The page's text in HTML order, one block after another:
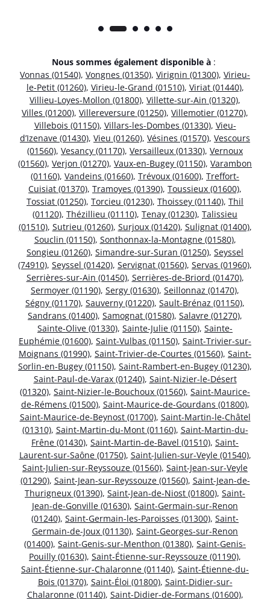
Nous sommes également disponible à :
Vonnas (01540), Vongnes (01350), Virignin (01300), Virieu-
le-Petit (01260), Virieu-le-Grand (01510), Viriat (01440),
Villieu-Loyes-Mollon (01800), Villette-sur-Ain (01320),
Villes (01200), Villereversure (01250), Villemotier (01270),
Villebois (01150), Villars-les-Dombes (01330), Vieu-
d’Izenave (01430), Vieu (01260), Vésines (01570), Vescours
(01560), Vesancy (01170), Versailleux (01330), Vernoux
(01560), Verjon (01270), Vaux-en-Bugey (01150), Varambon
(01160), Vandeins (01660), Trévoux (01600), Treffort-
Cuisiat (01370), Tramoyes (01390), Toussieux (01600),
Tossiat (01250), Torcieu (01230), Thoissey (01140), Thil
(01120), Thézillieu (01110), Tenay (01230), Talissieu
(01510), Sutrieu (01260), Surjoux (01420), Sulignat (01400),
Souclin (01150), Sonthonnax-la-Montagne (01580),
Songieu (01260), Simandre-sur-Suran (01250), Seyssel
(74910), Seyssel (01420), Servignat (01560), Servas (01960),
Serrières-sur-Ain (01450), Serrières-de-Briord (01470),
Sermoyer (01190), Sergy (01630), Seillonnaz (01470),
Ségny (01170), Sauverny (01220), Sault-Brénaz (01150),
Sandrans (01400), Samognat (01580), Salavre (01270),
Sainte-Olive (01330), Sainte-Julie (01150), Sainte-
Euphémie (01600), Saint-Vulbas (01150), Saint-Trivier-sur-
Moignans (01990), Saint-Trivier-de-Courtes (01560), Saint-
Sorlin-en-Bugey (01150), Saint-Rambert-en-Bugey (01230),
Saint-Paul-de-Varax (01240), Saint-Nizier-le-Désert
(01320), Saint-Nizier-le-Bouchoux (01560), Saint-Maurice-
de-Rémens (01500), Saint-Maurice-de-Gourdans (01800),
Saint-Maurice-de-Beynost (01700), Saint-Martin-le-Châtel
(01310), Saint-Martin-du-Mont (01160), Saint-Martin-du-
Frêne (01430), Saint-Martin-de-Bavel (01510), Saint-
Laurent-sur-Saône (01750), Saint-Julien-sur-Veyle (01540),
Saint-Julien-sur-Reyssouze (01560), Saint-Jean-sur-Veyle
(01290), Saint-Jean-sur-Reyssouze (01560), Saint-Jean-de-
Thurigneux (01390), Saint-Jean-de-Niost (01800), Saint-
Jean-de-Gonville (01630), Saint-Germain-sur-Renon
(01240), Saint-Germain-les-Paroisses (01300), Saint-
Germain-de-Joux (01130), Saint-Georges-sur-Renon
(01400), Saint-Genis-sur-Menthon (01380), Saint-Genis-
Pouilly (01630), Saint-Étienne-sur-Reyssouze (01190),
Saint-Étienne-sur-Chalaronne (01140), Saint-Étienne-du-
Bois (01370), Saint-Éloi (01800), Saint-Didier-sur-
Chalaronne (01140), Saint-Didier-de-Formans (01600),